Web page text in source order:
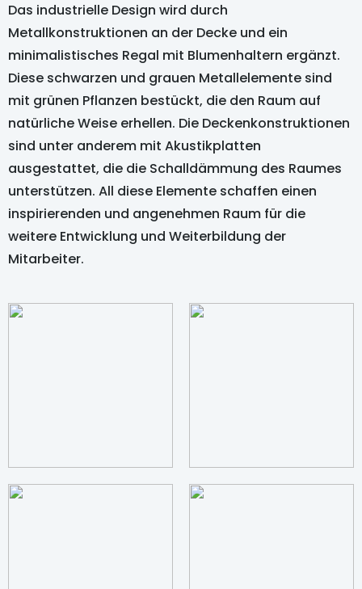
Das industrielle Design wird durch
Metallkonstruktionen an der Decke und ein
minimalistisches Regal mit Blumenhaltern ergänzt.
Diese schwarzen und grauen Metallelemente sind
mit grünen Pflanzen bestückt, die den Raum auf
natürliche Weise erhellen. Die Deckenkonstruktionen
sind unter anderem mit Akustikplatten
ausgestattet, die die Schalldämmung des Raumes
unterstützen. All diese Elemente schaffen einen
inspirierenden und angenehmen Raum für die
weitere Entwicklung und Weiterbildung der
Mitarbeiter.